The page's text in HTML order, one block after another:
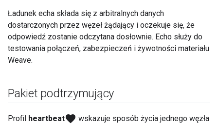
Ładunek echa składa się z arbitralnych danych
dostarczonych przez węzeł żądający i oczekuje się, że
odpowiedź zostanie odczytana dosłownie. Echo służy do
testowania połączeń, zabezpieczeń i żywotności materiału
Weave.
Pakiet podtrzymujący
Profil heartbeatfavorite wskazuje sposób życia jednego węzła